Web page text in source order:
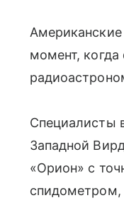
момент,
Специалисты
Западной
«Орион» с
спидометром,